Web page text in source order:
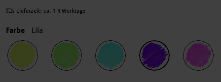
Lieferzeit: ca. 1-3 Werktage
Farbe Lila